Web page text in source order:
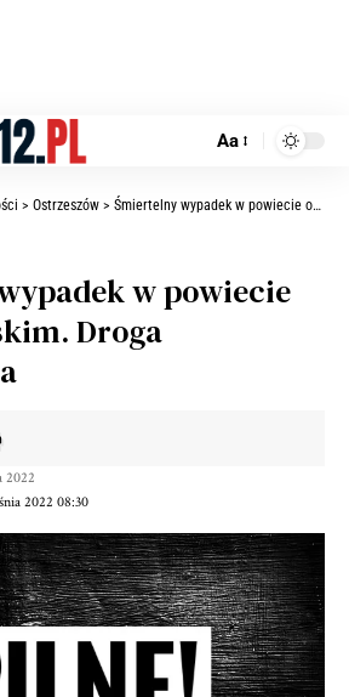
Aa
> Ostrzeszów > Śmiertelny wypadek w powiecie ostrzeszowskim. Droga zablokowana
w powiecie
Droga
2022 08:30
2022